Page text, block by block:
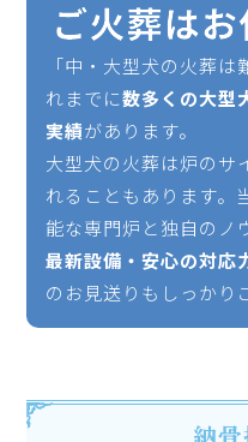
「中・大型犬の火葬
れまでに数多くの大型
実績があります。
大型犬の火葬は炉のサ
れることもあります。
能な専門炉と独自のノ
最新設備・安心の対応
のお見送りもしっかり